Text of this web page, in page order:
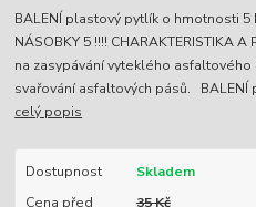
BALENÍ plastový pytlík o hmotnosti 5
NÁSOBKY 5 !!!! CHARAKTERISTIKA
na zasypávání vyteklého asfaltového
svařování asfaltových pásů.
celý popis
Dostupnost
Skladem
Cena před
35 Kč